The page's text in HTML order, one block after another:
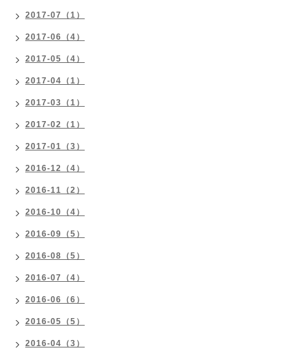
2017-07（1）
2017-06（4）
2017-05（4）
2017-04（1）
2017-03（1）
2017-02（1）
2017-01（3）
2016-12（4）
2016-11（2）
2016-10（4）
2016-09（5）
2016-08（5）
2016-07（4）
2016-06（6）
2016-05（5）
2016-04（3）